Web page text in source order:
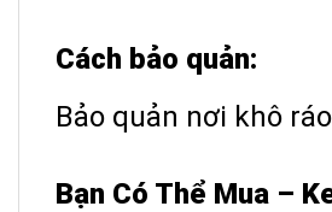
Cách bảo quản:
Bảo quản nơi khô
Bạn Có Thể Mua –